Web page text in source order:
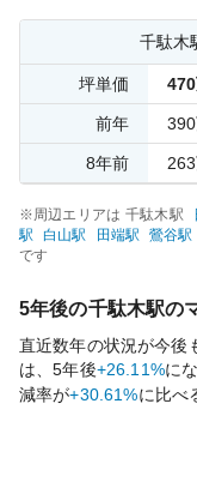
千駄木
坪単価 470
前年 390
8年前 263
※周辺エリアは 千駄木駅
駅
白山駅 田端駅 鶯谷駅
です
5年後の千駄木駅の
直近数年の状況が今後
は、5年後+26.11%に
減率が+30.61%に比べ